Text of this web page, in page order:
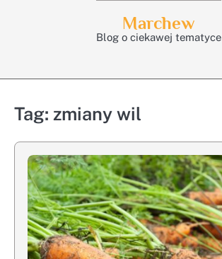
Marchew
Blog o ciekawej tematyce
Tag: zmiany wil